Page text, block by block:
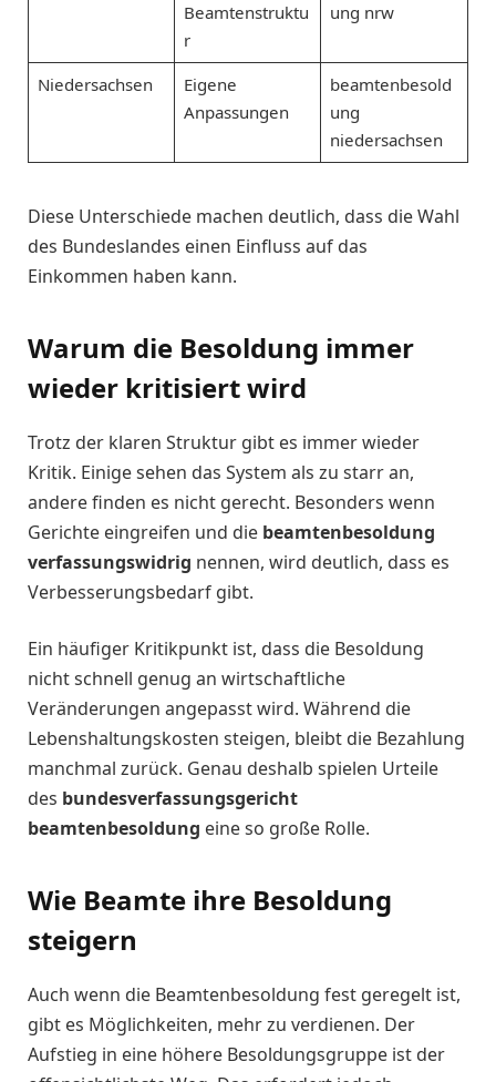
Beamtenstruktu
r
ung nrw
Niedersachsen
Eigene
Anpassungen
beamtenbesold
ung
niedersachsen
Diese Unterschiede machen deutlich, dass die Wahl
des Bundeslandes einen Einfluss auf das
Einkommen haben kann.
Warum die Besoldung immer
wieder kritisiert wird
Trotz der klaren Struktur gibt es immer wieder
Kritik. Einige sehen das System als zu starr an,
andere finden es nicht gerecht. Besonders wenn
Gerichte eingreifen und die beamtenbesoldung
verfassungswidrig nennen, wird deutlich, dass es
Verbesserungsbedarf gibt.
Ein häufiger Kritikpunkt ist, dass die Besoldung
nicht schnell genug an wirtschaftliche
Veränderungen angepasst wird. Während die
Lebenshaltungskosten steigen, bleibt die Bezahlung
manchmal zurück. Genau deshalb spielen Urteile
des bundesverfassungsgericht
beamtenbesoldung eine so große Rolle.
Wie Beamte ihre Besoldung
steigern
Auch wenn die Beamtenbesoldung fest geregelt ist,
gibt es Möglichkeiten, mehr zu verdienen. Der
Aufstieg in eine höhere Besoldungsgruppe ist der